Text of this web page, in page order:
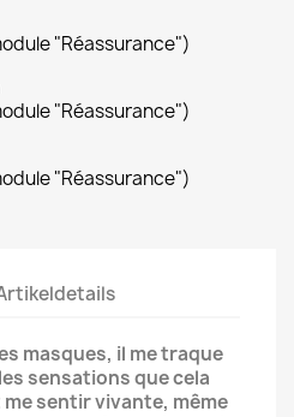
"Réassurance")
"Réassurance")
"Réassurance")
masques, il me traque
sensations que cela
sentir vivante, même